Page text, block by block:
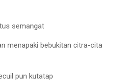
semangat
menapaki bebukitan citra-cita
pun kutatap